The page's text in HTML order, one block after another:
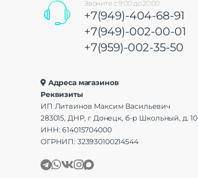
Звоните с 9:00 до 20:00
+7(949)-404-68-91
+7(949)-002-00-01
+7(959)-002-35-50
Адреса магазинов
Реквизиты
ИП Литвинов Максим Васильевич
283015, ДНР, г Донецк, б-р Школьный, д. 10
ИНН: 614015704000
ОГРНИП: 323930100214544